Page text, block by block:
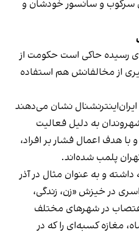
سرکوب و سانسور خودشان و
رسیده حاکی است حکومت از
از مخالفانش هم استفاده
نشان می‌دهند
به دلیل فعالیت
با هدف اعمال فشار بر افراد،
پلمب شده‌اند.
و به عنوان مثال در آذر
در خیزش «زن، زندگی،
اعتصاب در شهرهای مختلف
مغازه کسبه‌ای را که در